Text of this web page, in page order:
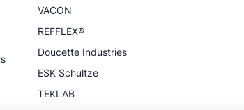
VACON
REFFLEX®
Doucette Industries
ESK Schultze
TEKLAB